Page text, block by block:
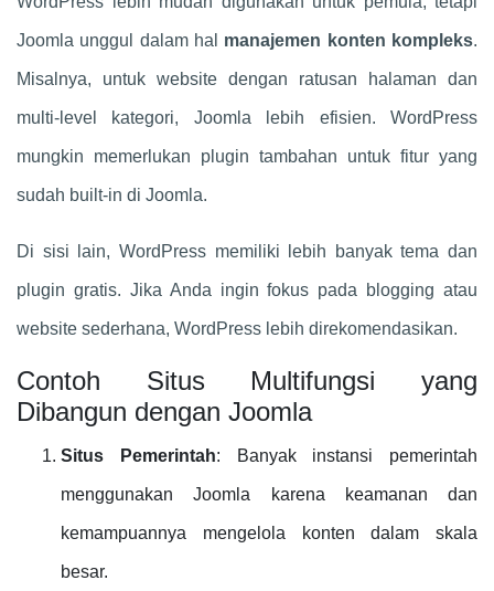
Joomla unggul dalam hal manajemen konten kompleks.
Misalnya, untuk website dengan ratusan halaman dan
multi-level kategori, Joomla lebih efisien. WordPress
mungkin memerlukan plugin tambahan untuk fitur yang
sudah built-in di Joomla.
Di sisi lain, WordPress memiliki lebih banyak tema dan
plugin gratis. Jika Anda ingin fokus pada blogging atau
website sederhana, WordPress lebih direkomendasikan.
Contoh Situs Multifungsi yang
Dibangun dengan Joomla
Situs Pemerintah: Banyak instansi pemerintah
menggunakan Joomla karena keamanan dan
kemampuannya mengelola konten dalam skala
besar.